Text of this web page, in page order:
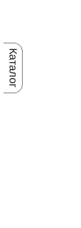
Каталог